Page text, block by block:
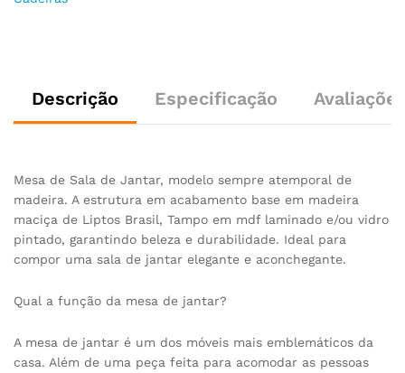
Descrição Especificação
Mesa de Sala de Jantar, modelo sempre atemporal de
madeira. A estrutura em acabamento base em madeira
maciça de Liptos Brasil, Tampo em mdf laminado e/ou vidro
pintado, garantindo beleza e durabilidade. Ideal para
compor uma sala de jantar elegante e aconchegante.
Qual a função da mesa de jantar?
A mesa de jantar é um dos móveis mais emblemáticos da
casa. Além de uma peça feita para acomodar as pessoas